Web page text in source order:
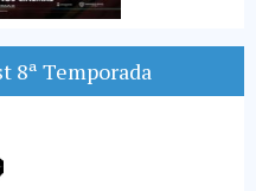
8ª Temporada